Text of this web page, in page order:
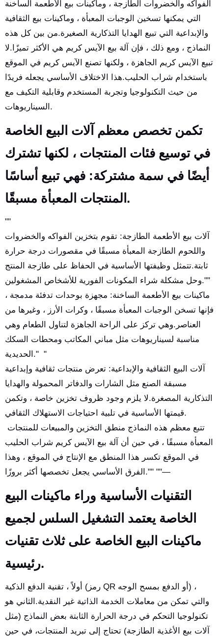
الفواكه والخضروات الطازجة ، وماكينات بيع الأطعمة الساخنة
التي يمكنها تسخين الوجبات المعبأة ، وماكينات بيع الثقافية
والإبداعية التي تبيع الهدايا التذكارية الصغيرة.من بين كل هذه
النماذج ، ومع ذلك ، فإن آلة بيع الآيس كريم هي الأكثر تميزًا.لا
تبيع الآيس كريم الجاهزة ، ولكنها تصنع الآيس كريم في الموقع
باستخدام شراب الحليب.هذا الاختلاف الأساسي يجعله فريدًا
من حيث التكنولوجيا وتجربة المستخدم وقابلية التكيف مع
السيناريوهات.
تكمن تخصص معظم آلات البيع الخاصة
في توسيع فئات المنتجات ، لكنها تشترك
أيضًا في سمة مشتركة: فهي تبيع أساسًا
المنتجات المعبأة مسبقًا.
""
آلات بيع الأطعمة الطازجة: تقوم بتخزين الفواكه والخضروات
واللحوم الطازجة المعبأة مسبقًا في مقصورات درجة حرارة
ثابتة.تتمثل وظيفتها الأساسية في الحفاظ على طازجة المنتج
وحل مشكلة شراء المكونات الفورية للأشخاص المشغولين.""
ماكينات بيع الأطعمة الساخنة: مجهزة بوحدات تدفئة مدمجة ،
فإنها تسخن الوجبات المعبأة مسبقًا ، وكرات الأرز ، وغيرها من
العناصر.وهي تركز على الراحة الجاهزة لتناول الطعام وهي
مناسبة لسيناريوهات مثل مباني المكاتب ومحطات السكك
الحديدية." "
آلات البيع الثقافية والإبداعية: تعرض منتجات ثقافية وإبداعية
مسبقة الصنع مثل الشارات والدفاتر المحمولة والهدايا
التذكارية المصغرة.لا يلزم وجود ظروف تخزين خاصة ، وتكمن
قيمتها الأساسية في تلبية احتياجات الاستهلاك الثقافي.
المعبأة مسبقًا ، في حين أن آلة بيع الآيس كريم شراب الحليب
في الموقع تكسر هذا المنطق مع الإنتاج في الموقع ، وهذا
الفرق الأساسي يجعل تخصصها أكثر بروزًا."" ""—
التقنيات الأساسية وراء ماكينات البيع
الخاصة يعتمد التشغيل السلس لجميع
ماكينات البيع الخاصة على ثلاث تقنيات
رئيسية.
أولاً ، تقنية الدفع الذكية (رمز QR أو الدفع بمسح الوجه) ،
والتي تمكن من معاملات الخدمة الذاتية غير النقدية.الثاني هو
تكنولوجيا التحكم في درجة الحرارة الثابتة بعض النماذج (مثل
آلات بيع الأغذية الطازجة) تحتاج إلى تبريد المنتجات، في حين